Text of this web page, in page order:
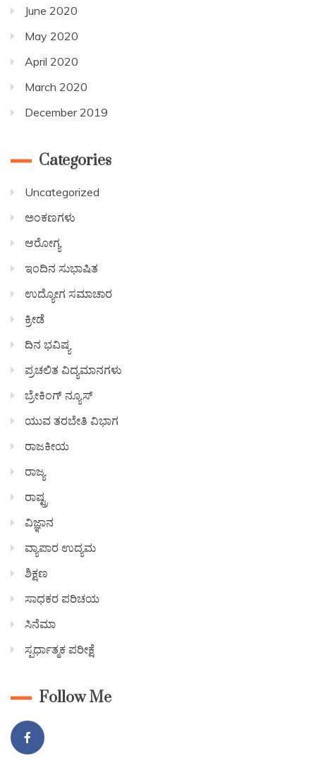
June 2020
May 2020
April 2020
March 2020
December 2019
Categories
Uncategorized
ಅಂಕಣಗಳು
ಆರೋಗ್ಯ
ಇಂದಿನ ಸುಭಾಷಿತ
ಉದ್ಯೋಗ ಸಮಾಚಾರ
ಕ್ರೀಡೆ
ದಿನ ಭವಿಷ್ಯ
ಪ್ರಚಲಿತ ವಿದ್ಯಮಾನಗಳು
ಬ್ರೇಕಿಂಗ್ ನ್ಯೂಸ್
ಯುವ ತರಬೇತಿ ವಿಭಾಗ
ರಾಜಕೀಯ
ರಾಜ್ಯ
ರಾಷ್ಟ್ರ
ವಿಜ್ಞಾನ
ವ್ಯಾಪಾರ ಉದ್ಯಮ
ಶಿಕ್ಷಣ
ಸಾಧಕರ ಪರಿಚಯ
ಸಿನೆಮಾ
ಸ್ಪರ್ಧಾತ್ಮಕ ಪರೀಕ್ಷೆ
Follow Me